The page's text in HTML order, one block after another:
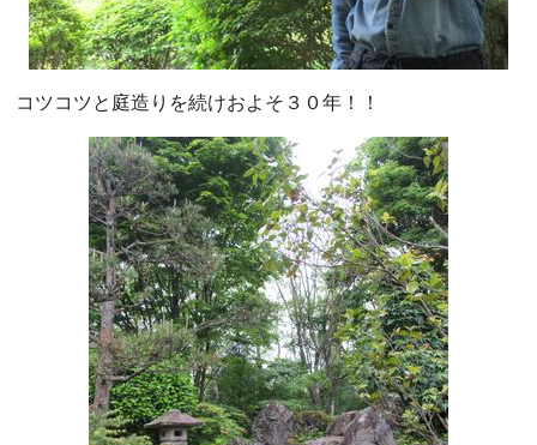
コツコツと庭造りを続けおよそ３０年！！